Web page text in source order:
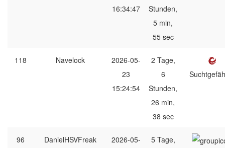
16:34:47
Stunden,
5 min,
55 sec
118 Navelock
2026-05-
23
15:24:54
2 Tage,
6
Stunden,
26 min,
38 sec
96 DanielHSVFreak
2026-05-
5 Tage,